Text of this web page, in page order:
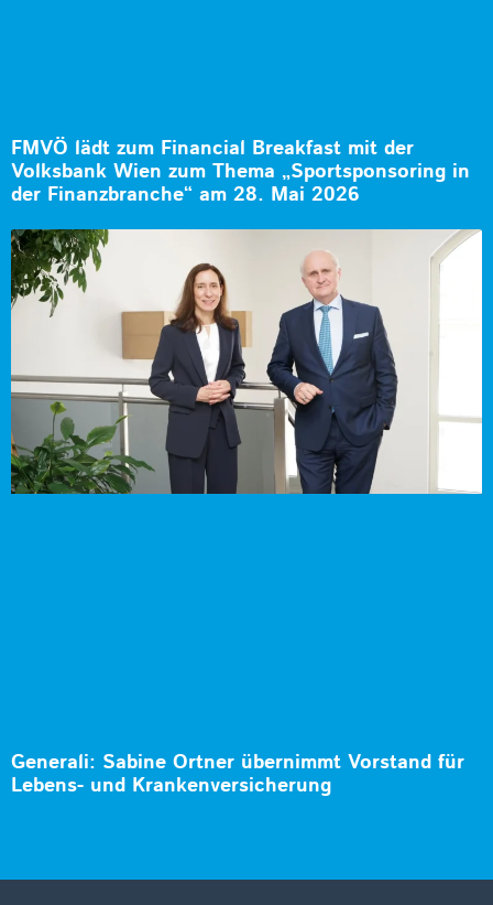
FMVÖ lädt zum Financial Breakfast mit der
Volksbank Wien zum Thema „Sportsponsoring in
der Finanzbranche“ am 28. Mai 2026
Generali: Sabine Ortner übernimmt Vorstand für
Lebens- und Krankenversicherung